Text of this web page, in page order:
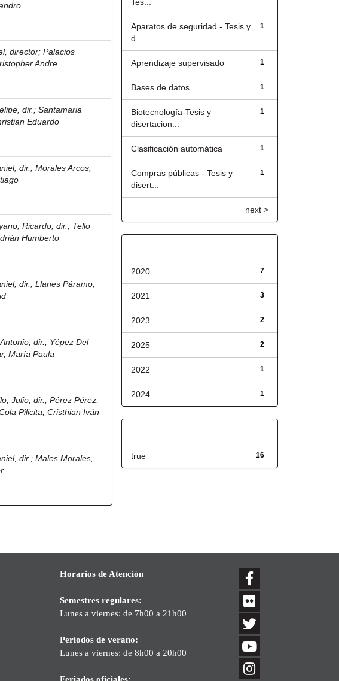
director;Palacios
Andre
dir. ;Santamaria
Eduardo
dir. ;Morales Arcos,
Ricardo, dir. ; Tello
Humberto
dir. ;Llanes Páramo,
dir. ; Yépez Del
María Paula
Julio, dir. ;Pérez Pérez,
Pilicita, Cristhian Iván
dir. ;Males Morales,
1
Aparatos de seguridad - Tesis y
d...
1
Aprendizaje supervisado
1
Bases de datos.
1
Biotecnología-Tesis y
disertacion...
1
Clasificación automática
1
Compras públicas - Tesis y
disert...
next >
7
2020
3
2021
2
2023
2
2025
1
2022
1
2024
16
true
Horarios de Atención
Semestres regulares:
Lunes a viernes: de 7h00 a 21h00
Períodos de verano:
Lunes a viernes: de 8h00 a 20h00
Feriados oficiales: